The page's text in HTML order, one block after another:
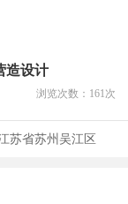
造设计
浏览次数： 161 次
苏省苏州吴江区